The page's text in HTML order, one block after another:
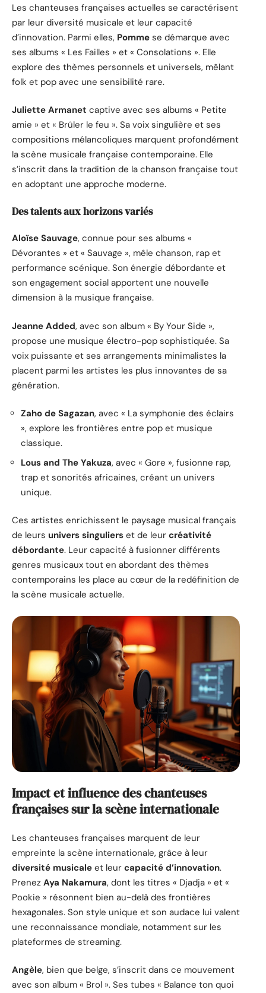
Les chanteuses françaises actuelles se caractérisent
par leur diversité musicale et leur capacité
d’innovation. Parmi elles, Pomme se démarque avec
ses albums « Les Failles » et « Consolations ». Elle
explore des thèmes personnels et universels, mêlant
folk et pop avec une sensibilité rare.
Juliette Armanet captive avec ses albums « Petite
amie » et « Brûler le feu ». Sa voix singulière et ses
compositions mélancoliques marquent profondément
la scène musicale française contemporaine. Elle
s’inscrit dans la tradition de la chanson française tout
en adoptant une approche moderne.
Des talents aux horizons variés
Aloïse Sauvage, connue pour ses albums «
Dévorantes » et « Sauvage », mêle chanson, rap et
performance scénique. Son énergie débordante et
son engagement social apportent une nouvelle
dimension à la musique française.
Jeanne Added, avec son album « By Your Side »,
propose une musique électro-pop sophistiquée. Sa
voix puissante et ses arrangements minimalistes la
placent parmi les artistes les plus innovantes de sa
génération.
Zaho de Sagazan, avec « La symphonie des éclairs
», explore les frontières entre pop et musique
classique.
Lous and The Yakuza, avec « Gore », fusionne rap,
trap et sonorités africaines, créant un univers
unique.
Ces artistes enrichissent le paysage musical français
de leurs univers singuliers et de leur créativité
débordante. Leur capacité à fusionner différents
genres musicaux tout en abordant des thèmes
contemporains les place au cœur de la redéfinition de
la scène musicale actuelle.
Impact et influence des chanteuses
françaises sur la scène internationale
Les chanteuses françaises marquent de leur
empreinte la scène internationale, grâce à leur
diversité musicale et leur capacité d’innovation.
Prenez Aya Nakamura, dont les titres « Djadja » et «
Pookie » résonnent bien au-delà des frontières
hexagonales. Son style unique et son audace lui valent
une reconnaissance mondiale, notamment sur les
plateformes de streaming.
Angèle, bien que belge, s’inscrit dans ce mouvement
avec son album « Brol ». Ses tubes « Balance ton quoi